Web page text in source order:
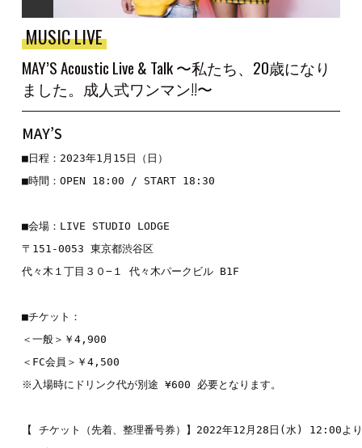
MUSIC LIVE
MAY’S Acoustic Live & Talk 〜私たち、20歳になり
ました。成人式ワンマン!!〜
MAY’S
■日程：2023年1月15日（日）
■時間：OPEN 18:00 / START 18:30
■会場：LIVE STUDIO LODGE
〒151-0053 東京都渋谷区
代々木１丁目３０−１ 代々木パークビル B1F
■チケット：
＜一般＞￥4,900
＜FC会員＞￥4,500
※入場時にドリンク代が別途 ¥600 必要となります。